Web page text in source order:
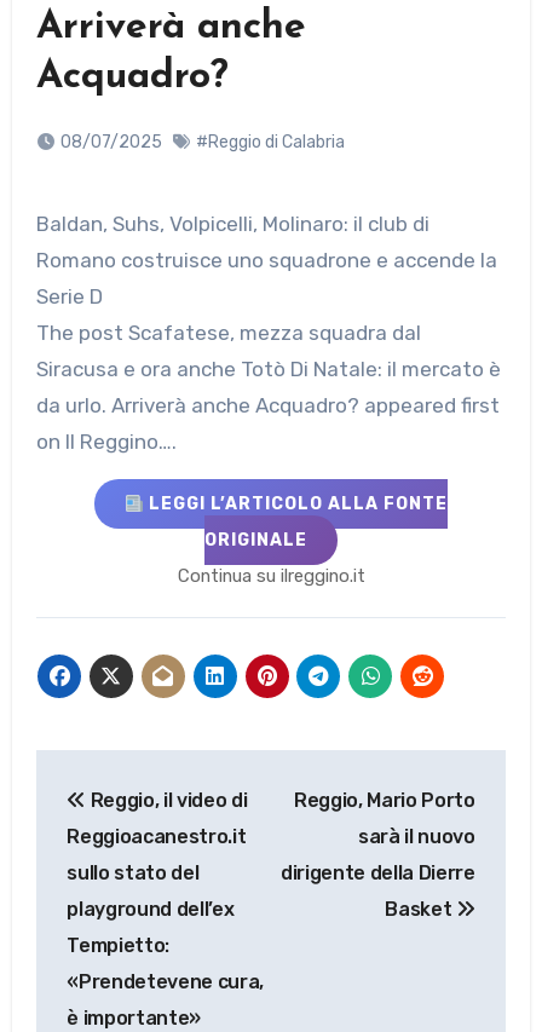
Arriverà anche
Acquadro?
08/07/2025 #Reggio di Calabria
Baldan, Suhs, Volpicelli, Molinaro: il club di
Romano costruisce uno squadrone e accende la
Serie D
The post Scafatese, mezza squadra dal
Siracusa e ora anche Totò Di Natale: il mercato è
da urlo. Arriverà anche Acquadro? appeared first
on Il Reggino….
LEGGI L’ARTICOLO ALLA FONTE
ORIGINALE
Continua su ilreggino.it
articoli
Reggio, il video di
Reggioacanestro.it
sullo stato del
playground dell’ex
Tempietto:
«Prendetevene cura,
è importante»
Reggio, Mario Porto
sarà il nuovo
dirigente della Dierre
Basket